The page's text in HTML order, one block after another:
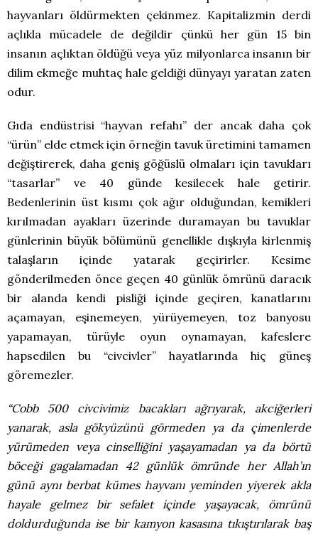
hayvanları öldürmekten çekinmez. Kapitalizmin derdi
açlıkla mücadele de değildir çünkü her gün 15 bin
insanın açlıktan öldüğü veya yüz milyonlarca insanın bir
dilim ekmeğe muhtaç hale geldiği dünyayı yaratan zaten
odur.
Gıda endüstrisi “hayvan refahı” der ancak daha çok
“ürün” elde etmek için örneğin tavuk üretimini tamamen
değiştirerek, daha geniş göğüslü olmaları için tavukları
“tasarlar” ve 40 günde kesilecek hale getirir.
Bedenlerinin üst kısmı çok ağır olduğundan, kemikleri
kırılmadan ayakları üzerinde duramayan bu tavuklar
günlerinin büyük bölümünü genellikle dışkıyla kirlenmiş
talaşların içinde yatarak geçirirler. Kesime
gönderilmeden önce geçen 40 günlük ömrünü daracık
bir alanda kendi pisliği içinde geçiren, kanatlarını
açamayan, eşinemeyen, yürüyemeyen, toz banyosu
yapamayan, türüyle oyun oynamayan, kafeslere
hapsedilen bu “civcivler” hayatlarında hiç güneş
göremezler.
“Cobb 500 civcivimiz bacakları ağrıyarak, akciğerleri
yanarak, asla gökyüzünü görmeden ya da çimenlerde
yürümeden veya cinselliğini yaşayamadan ya da börtü
böceği gagalamadan 42 günlük ömründe her Allah’ın
günü aynı berbat kümes hayvanı yeminden yiyerek akla
hayale gelmez bir sefalet içinde yaşayacak, ömrünü
doldurduğunda ise bir kamyon kasasına tıkıştırılarak baş